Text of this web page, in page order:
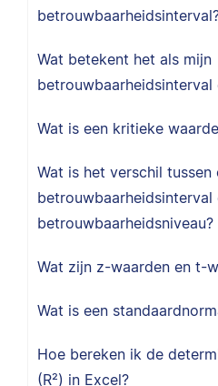
Wat betekent het als mijn
betrouwbaarheidsinterval
Wat is een kritieke
Wat is het verschil tussen
betrouwbaarheidsinterval
betrouwbaarheidsniveau?
Wat zijn z-waarden en t-
Wat is een
Hoe bereken ik de
(R²) in Excel?